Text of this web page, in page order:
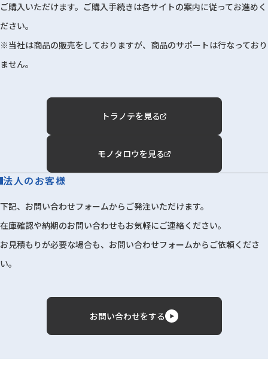
ご購入いただけます。ご購入手続きは各サイトの案内に従ってお進めく
ださい。
※当社は商品の販売をしておりますが、商品のサポートは行なっており
ません。
トラノテを見る
モノタロウを見る
法人のお客様
下記、お問い合わせフォームからご発注いただけます。
在庫確認や納期のお問い合わせもお気軽にご連絡ください。
お見積もりが必要な場合も、お問い合わせフォームからご依頼くださ
い。
お問い合わせをする